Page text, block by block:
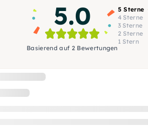
5.0
Basierend auf 2 Bewertungen
5 Sterne
4 Sterne
3 Sterne
2 Sterne
1 Stern